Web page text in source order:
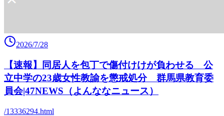
2026/7/28
【速報】同居人を包丁で傷付けけが負わせる 公
立中学の23歳女性教諭を懲戒処分 群馬県教育委
員会|47NEWS（よんななニュース）
/13336294.html